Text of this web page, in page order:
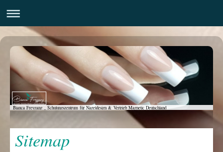
Bianca Freygang _ Schulungszentrum für Nageldesign & Vertrieb Magnetic Deutschland
Sitemap